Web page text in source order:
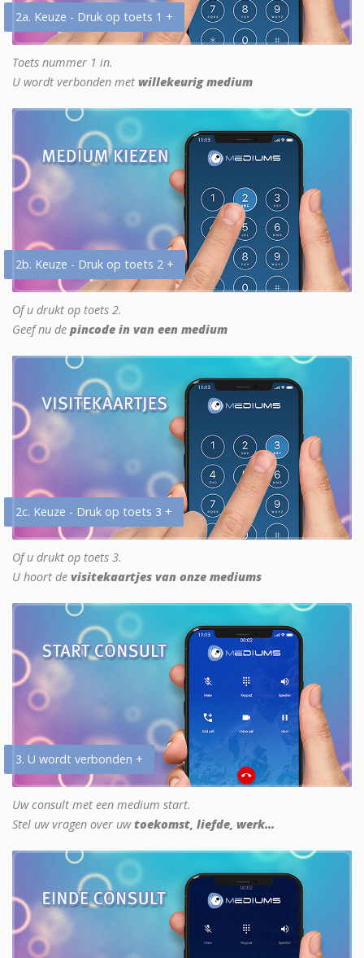
2a. Keuze - Druk op toets 1 +
Toets nummer 1 in.
U wordt verbonden met willekeurig medium
2b. Keuze - Druk op toets 2 +
Of u drukt op toets 2.
Geef nu de pincode in van een medium
2c. Keuze - Druk op toets 3 +
Of u drukt op toets 3.
U hoort de visitekaartjes van onze mediums
3. U wordt verbonden +
Uw consult met een medium start.
Stel uw vragen over uwtoekomst, liefde, werk...